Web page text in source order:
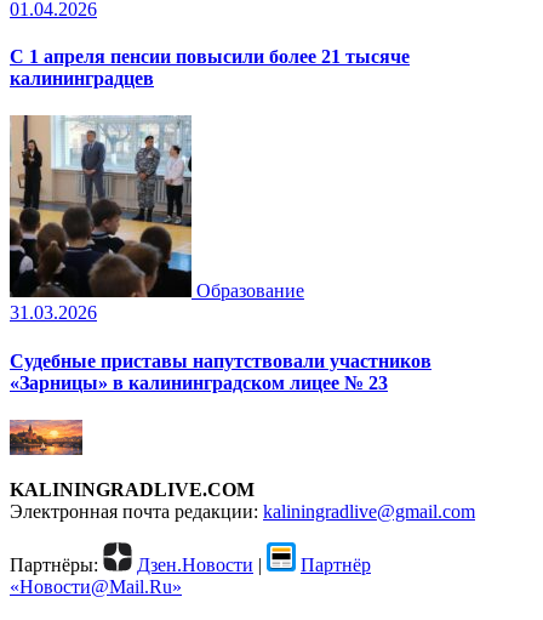
01.04.2026
С 1 апреля пенсии повысили более 21 тысяче
калининградцев
Образование
31.03.2026
Судебные приставы напутствовали участников
«Зарницы» в калининградском лицее № 23
KALININGRADLIVE.COM
Электронная почта редакции: kaliningradlive@gmail.com
Партнёры: Дзен.Новости |
Партнёр
«Новости@Mail.Ru»